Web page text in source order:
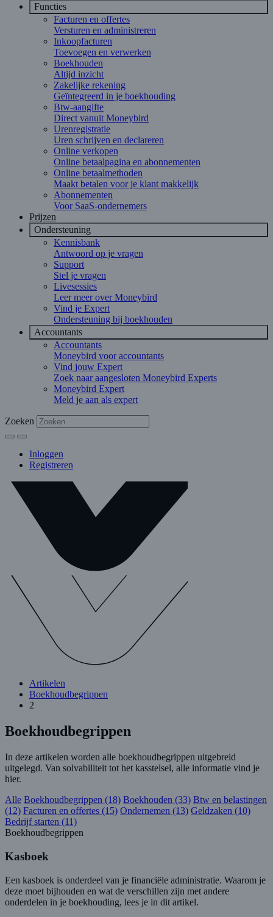
Functies
Facturen en offertes
Versturen en administreren
Inkoopfacturen
Toevoegen en verwerken
Boekhouden
Altijd inzicht
Zakelijke rekening
Geïntegreerd in je boekhouding
Btw-aangifte
Direct vanuit Moneybird
Urenregistratie
Uren schrijven en declareren
Online verkopen
Online betaalpagina en abonnementen
Online betaalmethoden
Maakt betalen voor je klant makkelijk
Abonnementen
Voor SaaS-ondernemers
Prijzen
Ondersteuning
Kennisbank
Antwoord op je vragen
Support
Stel je vragen
Livesessies
Leer meer over Moneybird
Vind je Expert
Ondersteuning bij boekhouden
Accountants
Accountants
Moneybird voor accountants
Vind jouw Expert
Zoek naar aangesloten Moneybird Experts
Moneybird Expert
Meld je aan als expert
Zoeken
Inloggen
Registreren
Artikelen
Boekhoudbegrippen
2
Boekhoudbegrippen
In deze artikelen worden alle boekhoudbegrippen uitgebreid
uitgelegd. Van solvabiliteit tot het kasstelsel, alle informatie vind je
hier.
Alle Boekhoudbegrippen (18) Boekhouden (33) Btw en belastingen
(12) Facturen en offertes (15) Ondernemen (13) Geldzaken (10)
Bedrijf starten (11)
Boekhoudbegrippen
Kasboek
Een kasboek is onderdeel van je financiële administratie. Waarom je
deze moet bijhouden en wat de verschillen zijn met andere
onderdelen in je boekhouding, lees je in dit artikel.